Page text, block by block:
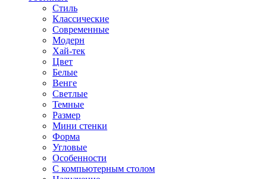
Стиль
Классические
Современные
Модерн
Хай-тек
Цвет
Белые
Венге
Светлые
Темные
Размер
Мини стенки
Форма
Угловые
Особенности
С компьютерным столом